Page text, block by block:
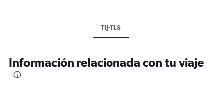
TIJ-TLS
Información relacionada con tu viaje